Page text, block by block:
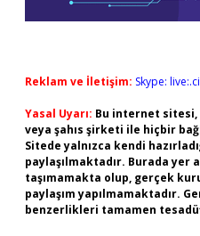
Reklam ve İletişim: Skype:
Yasal Uyarı: Bu internet
veya şahıs şirketi ile hiçbir
Sitede yalnızca kendi
paylaşılmaktadır. Burada
taşımamakta olup, gerçek
paylaşım yapılmamaktadır.
benzerlikleri tamamen